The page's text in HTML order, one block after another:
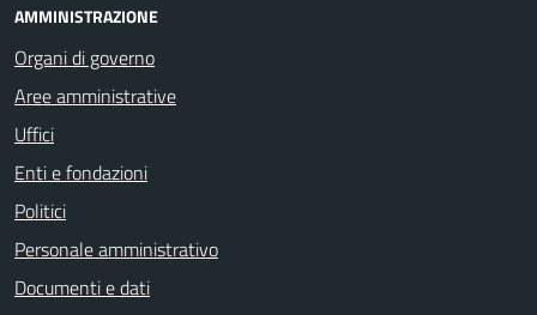
AMMINISTRAZIONE
Organi di governo
Aree amministrative
Uffici
Enti e fondazioni
Politici
Personale amministrativo
Documenti e dati